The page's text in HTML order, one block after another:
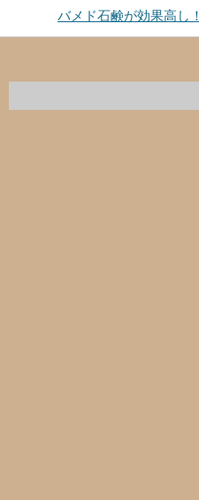
バメド石鹸が効果高し！